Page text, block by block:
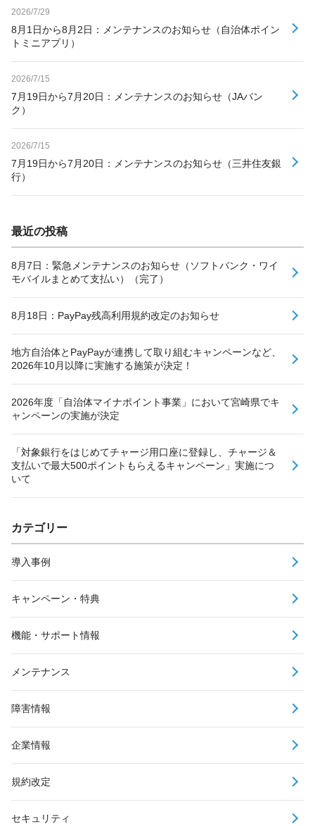
2026/7/29
8月1日から8月2日：メンテナンスのお知らせ（自治体ポイン
トミニアプリ）
2026/7/15
7月19日から7月20日：メンテナンスのお知らせ（JAバン
ク）
2026/7/15
7月19日から7月20日：メンテナンスのお知らせ（三井住友銀
行）
最近の投稿
8月7日：緊急メンテナンスのお知らせ（ソフトバンク・ワイ
モバイルまとめて支払い）（完了）
8月18日：PayPay残高利用規約改定のお知らせ
地方自治体とPayPayが連携して取り組むキャンペーンなど、
2026年10月以降に実施する施策が決定！
2026年度「自治体マイナポイント事業」において宮崎県でキ
ャンペーンの実施が決定
「対象銀行をはじめてチャージ用口座に登録し、チャージ＆
支払いで最大500ポイントもらえるキャンペーン」実施につ
いて
カテゴリー
導入事例
キャンペーン・特典
機能・サポート情報
メンテナンス
障害情報
企業情報
規約改定
セキュリティ